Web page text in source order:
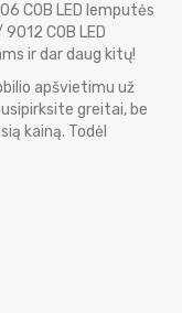
COB LED lemputės
COB LED
ir dar daug kitų!
apšvietimu už
greitai, be
kainą. Todėl